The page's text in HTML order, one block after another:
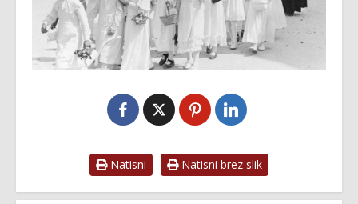
Natisni Natisni brez slik